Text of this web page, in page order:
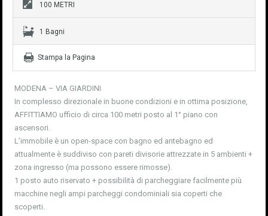
100 METRI
1 Bagni
Stampa la Pagina
MODENA – VIA GIARDINI
In complesso direzionale in buone condizioni e in ottima posizione,
AFFITTIAMO ufficio di circa 100 metri posto al 1° piano con
ascensori.
L’immobile è un open-space con bagno ed antebagno ed
attualmente è suddiviso con pareti divisorie attrezzate in 5 ambienti +
zona ingresso (ma possono essere rimosse).
1 posto auto riservato + possibilità di parcheggiare facilmente più
macchine negli ampi parcheggi condominiali sia coperti che
scoperti.